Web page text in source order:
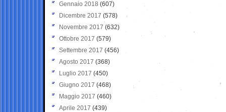
Gennaio 2018 (607)
Dicembre 2017 (578)
Novembre 2017 (632)
Ottobre 2017 (579)
Settembre 2017 (456)
Agosto 2017 (368)
Luglio 2017 (450)
Giugno 2017 (468)
Maggio 2017 (460)
Aprile 2017 (439)